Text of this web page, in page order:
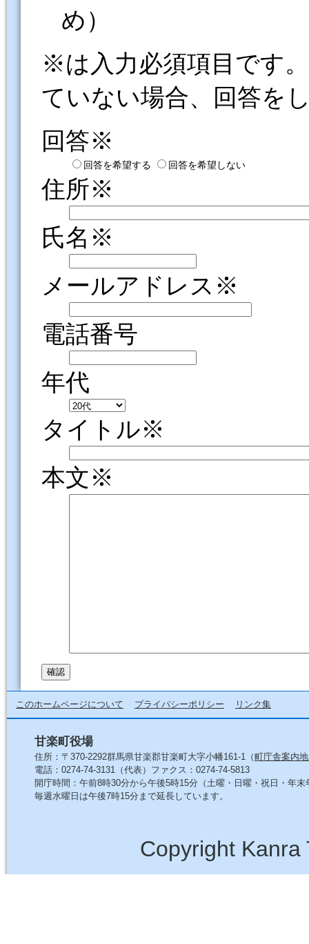
め）
※は入力必須項目です
ていない場合、回答を
回答※
回答を希望する 回答を希望しない
住所※
氏名※
メールアドレス※
電話番号
年代
タイトル※
本文※
このホームページについて プライバシーポリシー リンク集
甘楽町役場
住所：〒370-2292群馬県甘楽郡甘楽町大字小幡161-1（町庁舎案内
電話：0274-74-3131（代表）ファクス：0274-74-5813
開庁時間：午前8時30分から午後5時15分（土曜・日曜・祝日・年末
毎週水曜日は午後7時15分まで延長しています。
Copyright Kanra